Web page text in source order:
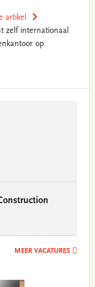
artikel
zelf internationaal
op
MEER VACATURES